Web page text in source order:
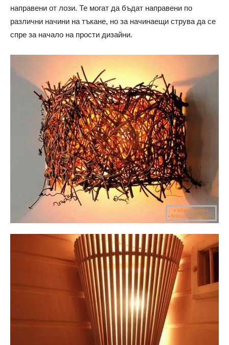
направени от лози. Те могат да бъдат направени по
различни начини на тъкане, но за начинаещи струва да се
спре за начало на прости дизайни.